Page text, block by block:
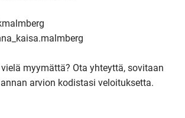
myymättä? Ota yhteyttä, sovitaan